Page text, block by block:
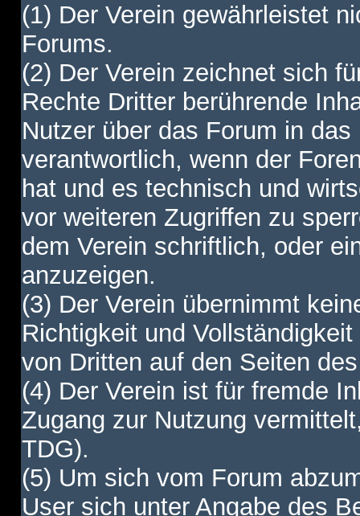
(1) Der Verein gewährleistet
Forums.
(2) Der Verein zeichnet sich
Rechte Dritter berührende
Nutzer über das Forum in
verantwortlich, wenn der
hat und es technisch und
vor weiteren Zugriffen zu
dem Verein schriftlich, oder
anzuzeigen.
(3) Der Verein übernimmt
Richtigkeit und
von Dritten auf den Seiten
(4) Der Verein ist für fremde
Zugang zur Nutzung
TDG).
(5) Um sich vom Forum
User sich unter Angabe des